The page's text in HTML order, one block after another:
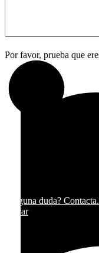
Por favor, prueba que
¿Alguna duda? Contacta.
Cerrar